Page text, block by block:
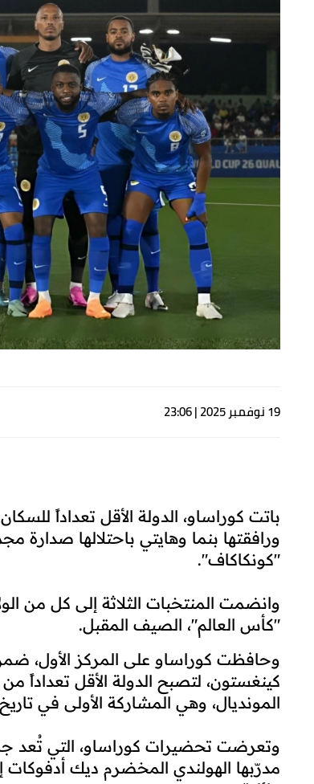
19 نوفمبر 2025 | 23:06
ورافقتها بنما وهايتي باحتلالها صدارة
"كونكاكاف".
وانضمت المنتخبات الثلاثة إلى كل من
"كأس العالم"، الصيف المقبل.
وحافظت كوراساو على المركز الأول، ضمن
المونديال، وهي المشاركة الأولى في
وتعرضت تحضيرات كوراساو، التي تُعد
مدرّبها الهولندي المخضرم ديك أدفوكات